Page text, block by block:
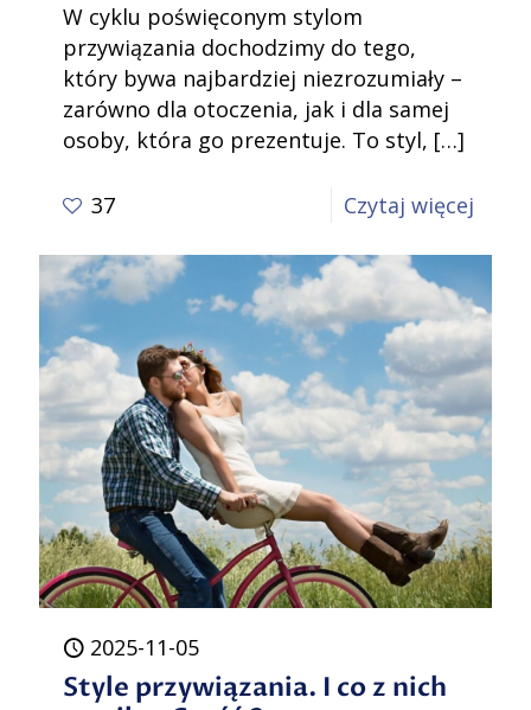
W cyklu poświęconym stylom
przywiązania dochodzimy do tego,
który bywa najbardziej niezrozumiały –
zarówno dla otoczenia, jak i dla samej
osoby, która go prezentuje. To styl, […]
37 Czytaj więcej
I
co
z
nich
Część
3
2025-11-05
Style przywiązania. I co z nich